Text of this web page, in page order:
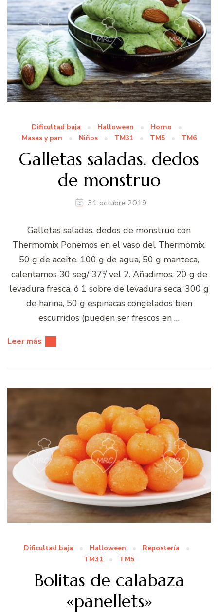
Dificultad baja Halloween
Horno
Masas y pan
Niños TM31 TM5 TM6
Galletas saladas, dedos
de monstruo
31 octubre 2019
Galletas saladas, dedos de monstruo con
Thermomix Ponemos en el vaso del Thermomix,
50 g de aceite, 100 g de agua, 50 g manteca,
calentamos 30 seg/ 37º/ vel 2. Añadimos, 20 g de
levadura fresca, ó 1 sobre de levadura seca, 300 g
de harina, 50 g espinacas congelados bien
escurridos (pueden ser frescos en …
Leer más
Dificultad baja Halloween
Repostería
TM31
TM5
Bolitas de calabaza
«panellets»